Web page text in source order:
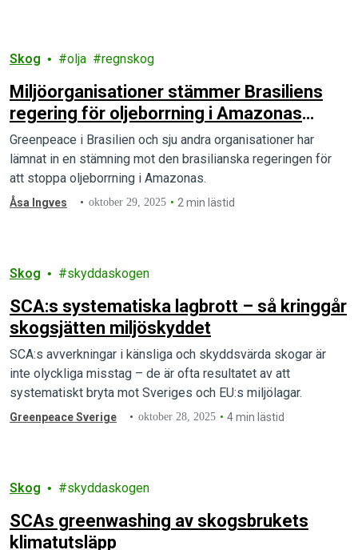
Skog olja regnskog
Miljöorganisationer stämmer Brasiliens
regering för oljeborrning i Amazonas
mynning
Greenpeace i Brasilien och sju andra organisationer har
lämnat in en stämning mot den brasilianska regeringen för
att stoppa oljeborrning i Amazonas.
Åsa Ingves oktober 29, 2025 2 min lästid
Skog skyddaskogen
SCA:s systematiska lagbrott – så kringgår
skogsjätten miljöskyddet
SCA:s avverkningar i känsliga och skyddsvärda skogar är
inte olyckliga misstag – de är ofta resultatet av att
systematiskt bryta mot Sveriges och EU:s miljölagar.
Greenpeace Sverige oktober 28, 2025 4 min lästid
Skog skyddaskogen
SCAs greenwashing av skogsbrukets
klimatutsläpp